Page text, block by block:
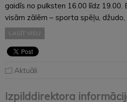
gaidīs no pulksten 16.00 līdz
visām zālēm – sporta spēļu, džudo,
LASĪT VISU
Aktuāli
Izpilddirektora